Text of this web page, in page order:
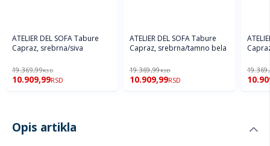
ATELIER DEL SOFA Tabure
Capraz, srebrna/siva
19.369,99RSD
10.909,99RSD
ATELIER DEL SOFA Tabure
Capraz, srebrna/tamno bela
19.369,99RSD
10.909,99RSD
Opis artikla